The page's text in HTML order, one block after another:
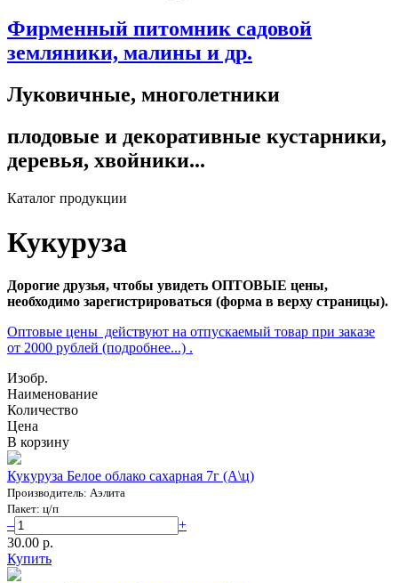
Фирменный питомник садовой
земляники, малины и др.
Луковичные, многолетники
плодовые и декоративные кустарники,
деревья, хвойники...
Каталог продукции
Кукуруза
Дорогие друзья, чтобы увидеть ОПТОВЫЕ цены,
необходимо зарегистрироваться (форма в верху страницы).
Оптовые цены действуют на отпускаемый товар при заказе
от 2000 рублей (подробнее...) .
Изобр.
Наименование
Количество
Цена
В корзину
Кукуруза Белое облако сахарная 7г (А\ц)
Производитель: Аэлита
Пакет: ц/п
–
+
30.00 p.
Купить